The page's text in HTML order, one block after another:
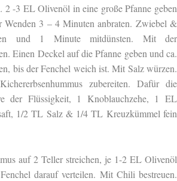
2 -3 EL Olivenöl in eine große Pfanne geben
Wenden 3 – 4 Minuten anbraten. Zwiebel &
und 1 Minute mitdünsten. Mit der
Einen Deckel auf die Pfanne geben und ca.
bis der Fenchel weich ist. Mit Salz würzen.
zubereiten. Dafür die
der Flüssigkeit, 1 Knoblauchzehe, 1 EL
1/2 TL Salz & 1/4 TL Kreuzkümmel fein
auf 2 Teller streichen, je 1-2 EL Olivenöl
darauf verteilen. Mit Chili bestreuen.